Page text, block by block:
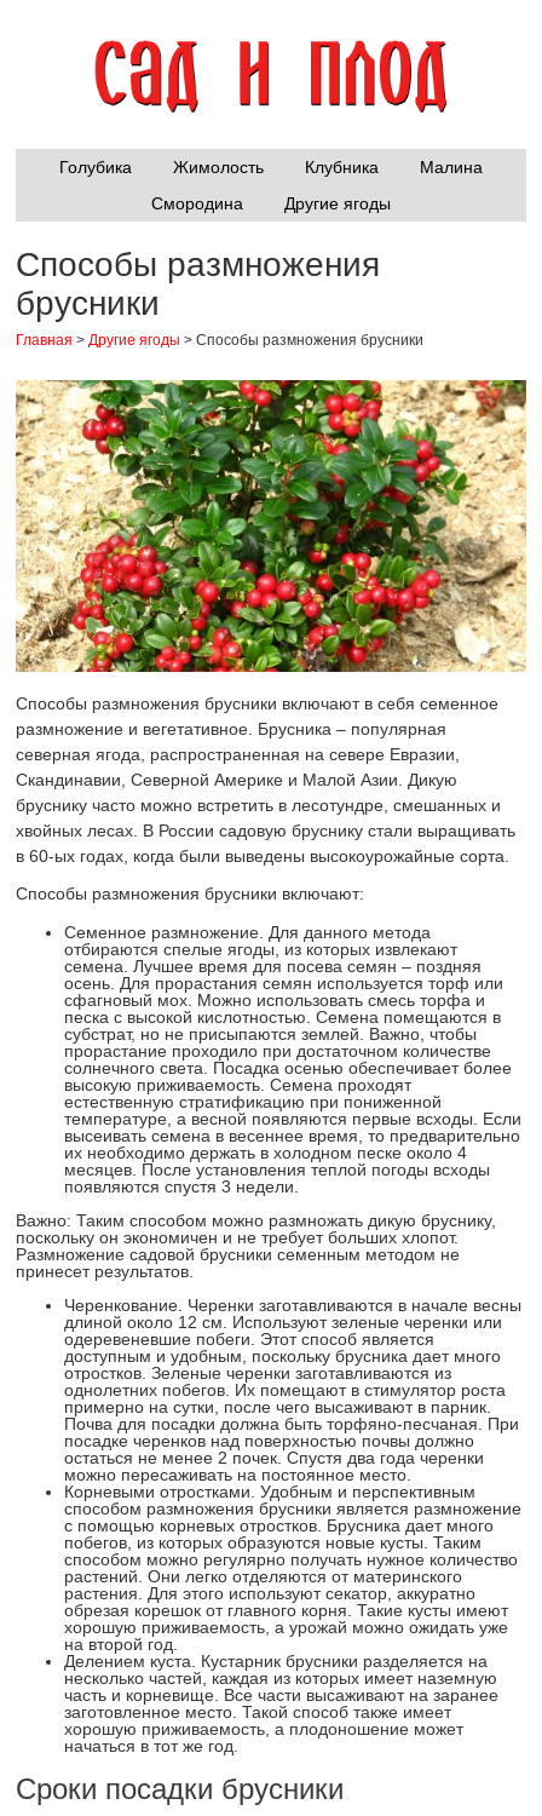
Голубика Жимолость Клубника
Малина
Смородина
Другие ягоды
Способы размножения
брусники
Главная >Другие ягоды >Способы размножения брусники
Способы размножения брусники включают в себя семенное
размножение и вегетативное. Брусника – популярная
северная ягода, распространенная на севере Евразии,
Скандинавии, Северной Америке и Малой Азии. Дикую
бруснику часто можно встретить в лесотундре, смешанных и
хвойных лесах. В России садовую бруснику стали выращивать
в 60-ых годах, когда были выведены высокоурожайные сорта.
Способы размножения брусники включают:
Семенное размножение. Для данного метода
отбираются спелые ягоды, из которых извлекают
семена. Лучшее время для посева семян – поздняя
осень. Для прорастания семян используется торф или
сфагновый мох. Можно использовать смесь торфа и
песка с высокой кислотностью. Семена помещаются в
субстрат, но не присыпаются землей. Важно, чтобы
прорастание проходило при достаточном количестве
солнечного света. Посадка осенью обеспечивает более
высокую приживаемость. Семена проходят
естественную стратификацию при пониженной
температуре, а весной появляются первые всходы. Если
высеивать семена в весеннее время, то предварительно
их необходимо держать в холодном песке около 4
месяцев. После установления теплой погоды всходы
появляются спустя 3 недели.
Важно: Таким способом можно размножать дикую бруснику,
поскольку он экономичен и не требует больших хлопот.
Размножение садовой брусники семенным методом не
принесет результатов.
Черенкование. Черенки заготавливаются в начале весны
длиной около 12 см. Используют зеленые черенки или
одеревеневшие побеги. Этот способ является
доступным и удобным, поскольку брусника дает много
отростков. Зеленые черенки заготавливаются из
однолетних побегов. Их помещают в стимулятор роста
примерно на сутки, после чего высаживают в парник.
Почва для посадки должна быть торфяно-песчаная. При
посадке черенков над поверхностью почвы должно
остаться не менее 2 почек. Спустя два года черенки
можно пересаживать на постоянное место.
Корневыми отростками. Удобным и перспективным
способом размножения брусники является размножение
с помощью корневых отростков. Брусника дает много
побегов, из которых образуются новые кусты. Таким
способом можно регулярно получать нужное количество
растений. Они легко отделяются от материнского
растения. Для этого используют секатор, аккуратно
обрезая корешок от главного корня. Такие кусты имеют
хорошую приживаемость, а урожай можно ожидать уже
на второй год.
Делением куста. Кустарник брусники разделяется на
несколько частей, каждая из которых имеет наземную
часть и корневище. Все части высаживают на заранее
заготовленное место. Такой способ также имеет
хорошую приживаемость, а плодоношение может
начаться в тот же год.
Сроки посадки брусники